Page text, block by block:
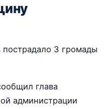
пострадало 3 громады
глава
администрации